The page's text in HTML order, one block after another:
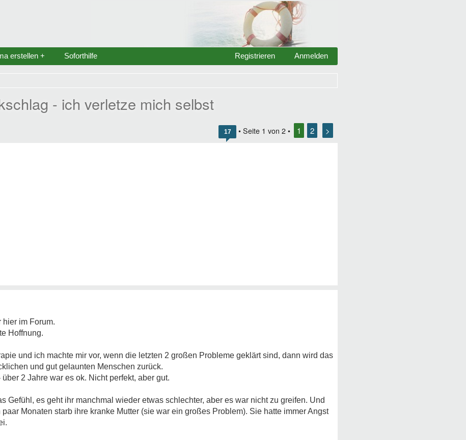
erstellen + Soforthilfe Anmelden
Registrieren
- ich verletze mich selbst
17 • Seite 1 von 2 • 1 2 >
hier im Forum.
Hoffnung.
und ich machte mir vor, wenn die letzten 2 großen Probleme geklärt sind, dann wird das
und gut gelaunten Menschen zurück.
2 Jahre war es ok. Nicht perfekt, aber gut.
Gefühl, es geht ihr manchmal wieder etwas schlechter, aber es war nicht zu greifen. Und
Monaten starb ihre kranke Mutter (sie war ein großes Problem). Sie hatte immer Angst